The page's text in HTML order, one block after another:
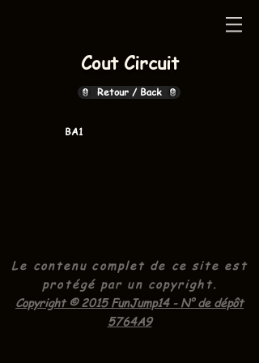
Cout Circuit
Retour / Back
BA1
Le contenu complet de ce site est
protégé par un copyright.
Copyright © 2015 FunJump14 - N° de dépôt
5764A9